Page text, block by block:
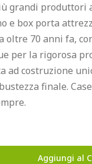
grandi produttori
e box porta
oltre 70 anni fa,
per la rigorosa
ad costruzione
finale.
Aggiungi al